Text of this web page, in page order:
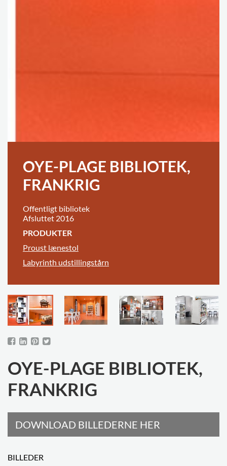
OYE-PLAGE BIBLIOTEK,
FRANKRIG
Offentligt bibliotek
Afsluttet 2016
PRODUKTER
Proust lænestol
Labyrinth udstillingstårn
OYE-PLAGE BIBLIOTEK,
FRANKRIG
DOWNLOAD BILLEDERNE HER
BILLEDER